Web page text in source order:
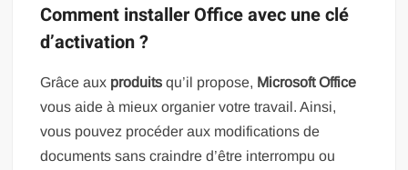
Comment installer Office avec une clé
d’activation ?
Grâce aux produits qu’il propose, Microsoft Office
vous aide à mieux organier votre travail. Ainsi,
vous pouvez procéder aux modifications de
documents sans craindre d’être interrompu ou